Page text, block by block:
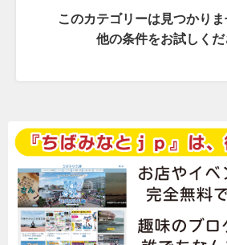
このカテゴリーは見つかりま
他の条件をお試しくだ